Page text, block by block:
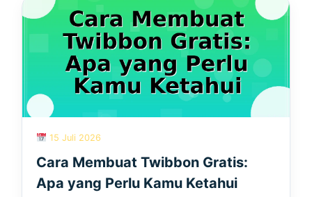
15 Juli 2026
Cara Membuat Twibbon Gratis:
Apa yang Perlu Kamu Ketahui